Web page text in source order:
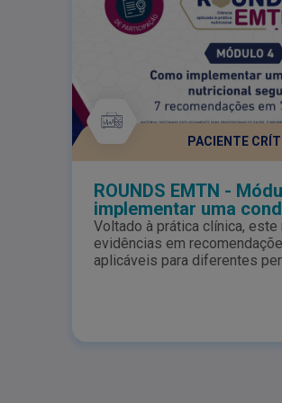
PACIENTE
ROUNDS EMTN -
implementar uma
nutricional segura: 7
recomendações em 7
Voltado à prática clínica, este
evidências em
aplicáveis para diferentes